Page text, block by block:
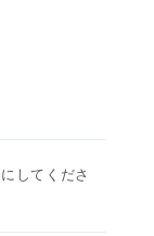
してくださ